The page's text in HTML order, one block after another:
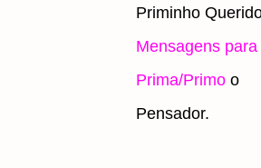
Priminho
Mensagens para
Prima/Primo o
Pensador.